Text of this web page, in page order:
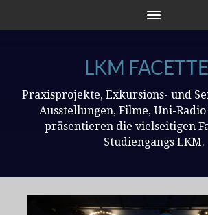
LKM
Praxisprojekte, Exkursions- und
Ausstellungen, Filme, Uni-
präsentieren die vielseitigen
Studiengangs LKM.